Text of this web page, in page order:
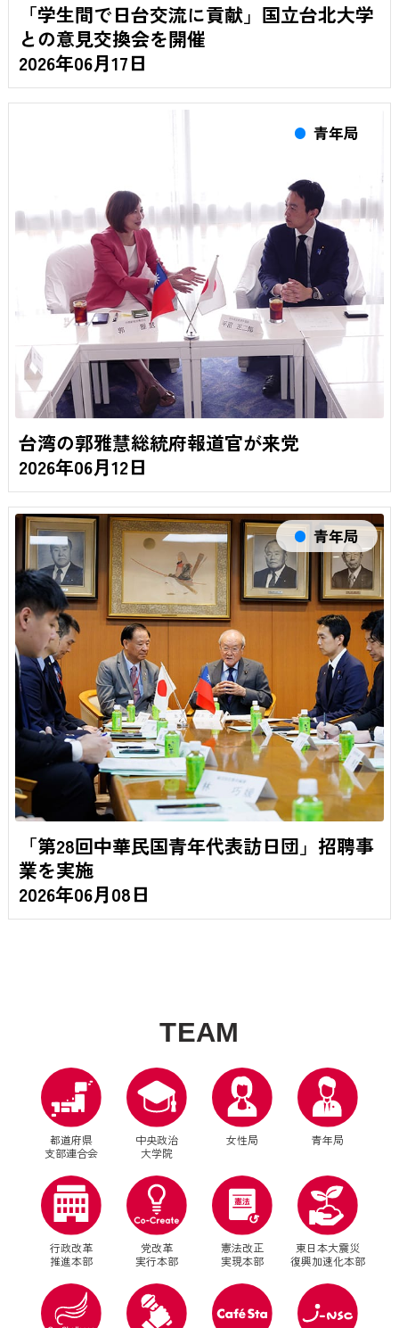
「学生間で日台交流に貢献」国立台北大学
との意見交換会を開催
2026年06月17日
青年局
台湾の郭雅慧総統府報道官が来党
2026年06月12日
青年局
「第28回中華民国青年代表訪日団」招聘事
業を実施
2026年06月08日
TEAM
都道府県
支部連合会
中央政治
大学院
女性局 青年局
行政改革
推進本部
党改革
実行本部
憲法改正
実現本部
東日本大震災
復興加速化本部
別ウィンドウリンク 別ウィンドウリンク